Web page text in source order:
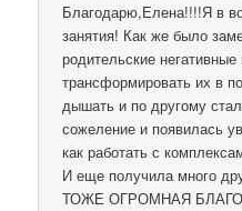
Благодарю,Елена!!!!Я в
занятия! Как же было
родительские
трансформировать их в
дышать и по другому
сожеление и появилась
как работать с
И еще получила много
ТОЖЕ ОГРОМНАЯ